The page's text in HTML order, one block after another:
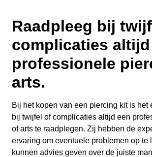
Raadpleeg bij
complicaties altijd
professionele
arts.
Bij het kopen van een piercing kit is het
bij twijfel of complicaties altijd een
of arts te raadplegen. Zij hebben de
ervaring om eventuele problemen op te
kunnen advies geven over de juiste